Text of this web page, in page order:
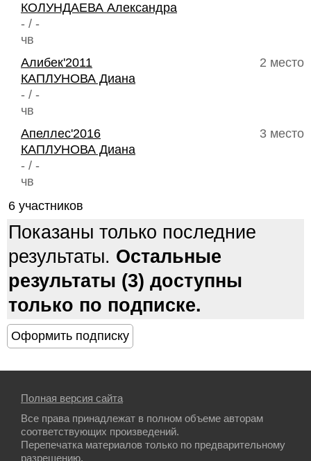
КОЛУНДАЕВА Александра
- / -
чв
2 место
Алибек'2011
КАПЛУНОВА Диана
- / -
чв
3 место
Апеллес'2016
КАПЛУНОВА Диана
- / -
чв
6 участников
Показаны только последние
результаты. Остальные
результаты (3) доступны
только по подписке.
Полная версия сайта
Все права принадлежат в полном объеме авторам
соответствующих произведений.
Перепечатка материалов только по предварительному
разрешению.